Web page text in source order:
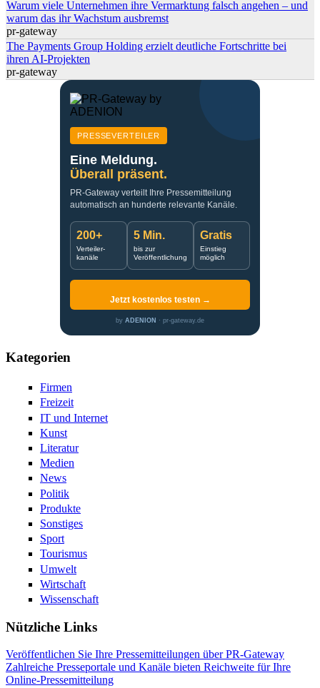
Warum viele Unternehmen ihre Vermarktung falsch angehen – und
warum das ihr Wachstum ausbremst
pr-gateway
The Payments Group Holding erzielt deutliche Fortschritte bei
ihren AI-Projekten
pr-gateway
PRESSEVERTEILER
Eine Meldung.
Überall präsent.
PR-Gateway verteilt Ihre Pressemitteilung
automatisch an hunderte relevante Kanäle.
200+
Verteiler-
kanäle
5 Min.
bis zur
Veröffentlichung
Gratis
Einstieg
möglich
Jetzt kostenlos testen →
by ADENION · pr-gateway.de
Kategorien
Firmen
Freizeit
IT und Internet
Kunst
Literatur
Medien
News
Politik
Produkte
Sonstiges
Sport
Tourismus
Umwelt
Wirtschaft
Wissenschaft
Nützliche Links
Veröffentlichen Sie Ihre Pressemitteilungen über PR-Gateway
Zahlreiche Presseportale und Kanäle bieten Reichweite für Ihre
Online-Pressemitteilung